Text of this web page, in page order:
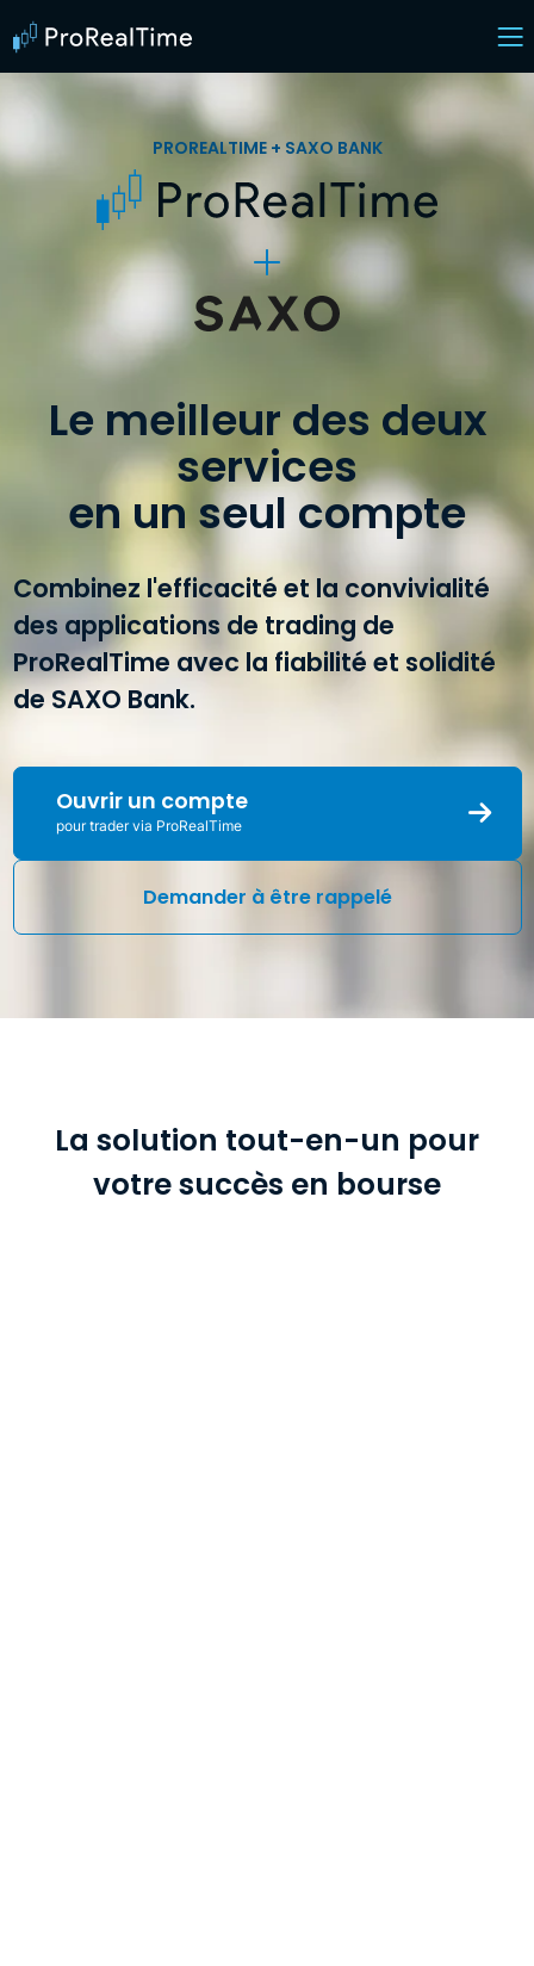
PROREALTIME + SAXO BANK
Le meilleur des deux
services
en un seul compte
Combinez l'efficacité et la convivialité
des applications de trading de
ProRealTime avec la fiabilité et solidité
de SAXO Bank.
Ouvrir un compte
pour trader via ProRealTime
Demander à être rappelé
La solution tout-en-un pour
votre succès en bourse